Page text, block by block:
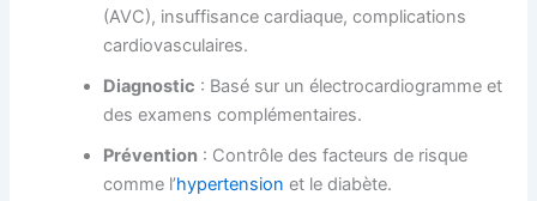
(AVC), insuffisance cardiaque, complications
cardiovasculaires.
Diagnostic : Basé sur un électrocardiogramme et
des examens complémentaires.
Prévention : Contrôle des facteurs de risque
comme l’hypertension et le diabète.